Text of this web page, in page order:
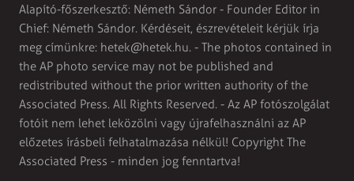
Alapító-főszerkesztő: Németh Sándor - Founder Editor in
Chief: Németh Sándor. Kérdéseit, észrevételeit kérjük írja
meg címünkre: hetek@hetek.hu. - The photos contained in
the AP photo service may not be published and
redistributed without the prior written authority of the
Associated Press. All Rights Reserved. - Az AP fotószolgálat
fotóit nem lehet leközölni vagy újrafelhasználni az AP
előzetes írásbeli felhatalmazása nélkül! Copyright The
Associated Press - minden jog fenntartva!